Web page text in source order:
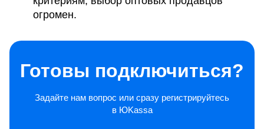
огромен.
Готовы подключиться?
Задайте нам вопрос или сразу регистрируйтесь
в ЮKassa